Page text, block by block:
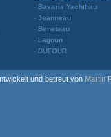
Bavaria Yachtbau
Jeanneau
Beneteau
Lagoon
DUFOUR
und betreut von Martin